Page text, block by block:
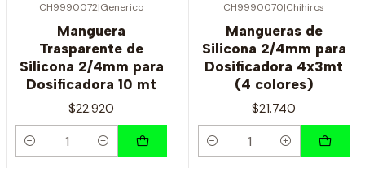
CH9990072|Generico
Manguera
Trasparente de
Silicona 2/4mm para
Dosificadora 10 mt
$22.920
Cantidad
CH9990070|Chihiros
Mangueras de
Silicona 2/4mm para
Dosificadora 4x3mt
(4 colores)
$21.740
Cantidad